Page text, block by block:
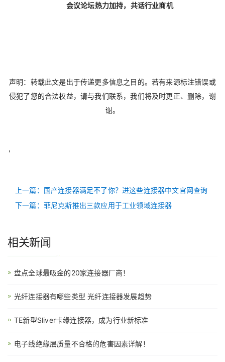
会议论坛热力加持，共话行业商机
声明：转载此文是出于传递更多信息之目的。若有来源标注错误或
侵犯了您的合法权益，请与我们联系，我们将及时更正、删除，谢
谢。
,
上一篇：国产连接器满足不了你？进这些连接器中文官网查询
下一篇：菲尼克斯推出三款应用于工业领域连接器
相关新闻
盘点全球最吸金的20家连接器厂商！
光纤连接器有哪些类型 光纤连接器发展趋势
TE新型Sliver卡缘连接器，成为行业新标准
电子线绝缘层质量不合格的危害因素详解！